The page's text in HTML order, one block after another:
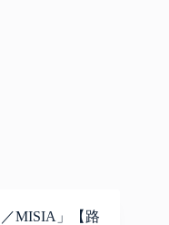
／MISIA」【路